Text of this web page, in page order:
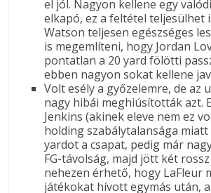
el jól. Nagyon kellene egy
elkapó, ez a feltétel teljesülhet
Watson teljesen egészséges
is megemlíteni, hogy Jordan
pontatlan a 20 yard fölötti
ebben nagyon sokat kellene
Volt esély a győzelemre, de az
nagy hibái meghiúsították azt.
Jenkins (akinek eleve nem ez
holding szabálytalansága
yardot a csapat, pedig már
FG-távolság, majd jött két rossz
nehezen érhető, hogy LaFleur
játékokat hívott egymás után,